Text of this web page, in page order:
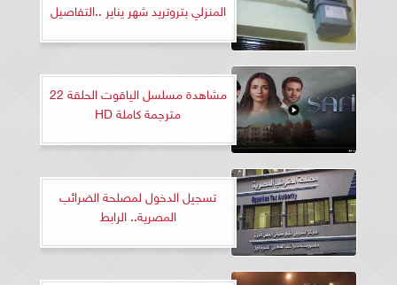
المنزلي بتروتريد شهر يناير ..التفاصيل
مشاهدة مسلسل الياقوت الحلقة 22
مترجمة كاملة HD
تسجيل الدخول لمصلحة الضرائب
المصرية.. الرابط